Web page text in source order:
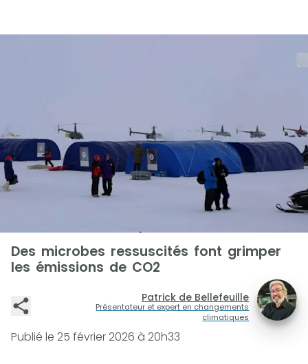
Des microbes ressuscités font grimper
les émissions de CO2
Patrick de Bellefeuille
Présentateur et expert en changements
climatiques
Publié le 25 février 2026 à 20h33